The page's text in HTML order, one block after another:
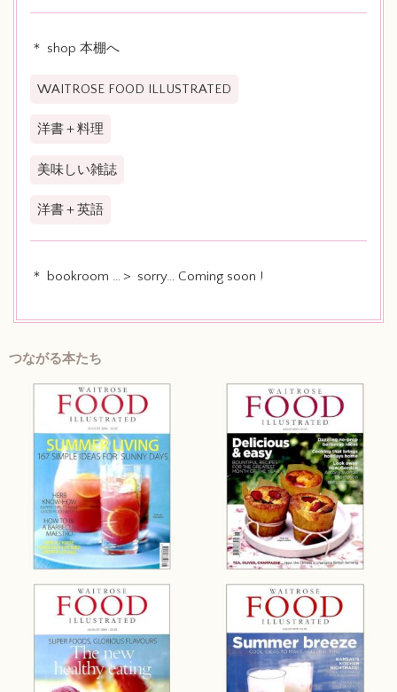
＊ shop 本棚へ
WAITROSE FOOD ILLUSTRATED
洋書＋料理
美味しい雑誌
洋書＋英語
＊ bookroom …＞ sorry… Coming soon !
つながる本たち